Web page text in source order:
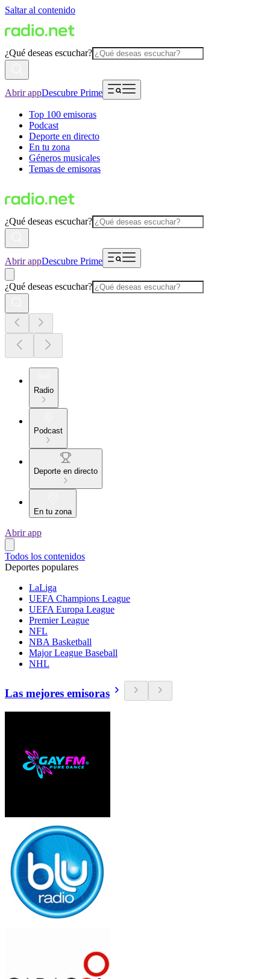
Saltar al contenido
¿Qué deseas escuchar?
Abrir appDescubre Prime
Top 100 emisoras
Podcast
Deporte en directo
En tu zona
Géneros musicales
Temas de emisoras
¿Qué deseas escuchar?
Abrir appDescubre Prime
¿Qué deseas escuchar?
Radio
Podcast
Deporte en directo
En tu zona
Abrir app
Todos los contenidos
Deportes populares
LaLiga
UEFA Champions League
UEFA Europa League
Premier League
NFL
NBA Basketball
Major League Baseball
NHL
Las mejores emisoras